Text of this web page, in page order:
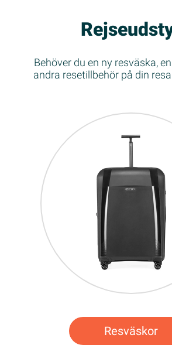
Behöver du en ny resväska,
andra resetillbehör på din
Resväskor